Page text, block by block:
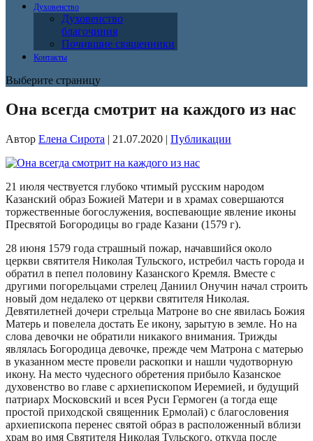
Духовенство
Духовенство
благочиния
Почившие священники
Контакты
Выберите страницу
Она всегда смотрит на каждого из нас
Автор Елена Сирота | 21.07.2020 | Публикации
21 июля чествуется глубоко чтимый русским народом
Казанский образ Божией Матери и в храмах совершаются
торжественные богослужения, воспевающие явление иконы
Пресвятой Богородицы во граде Казани (1579 г).
28 июня 1579 года страшный пожар, начавшийся около
церкви святителя Николая Тульского, истребил часть города и
обратил в пепел половину Казанского Кремля. Вместе с
другими погорельцами стрелец Даниил Онучин начал строить
новый дом недалеко от церкви святителя Николая.
Девятилетней дочери стрельца Матроне во сне явилась Божия
Матерь и повелела достать Ее икону, зарытую в земле. Но на
слова девочки не обратили никакого внимания. Трижды
являлась Богородица девочке, прежде чем Матрона с матерью
в указанном месте провели раскопки и нашли чудотворную
икону. На место чудесного обретения прибыло Казанское
духовенство во главе с архиепископом Иеремией, и будущий
патриарх Московский и всея Руси Гермоген (а тогда еще
простой приходской священник Ермолай) с благословения
архиепископа перенес святой образ в расположенный вблизи
храм во имя Святителя Николая Тульского, откуда после